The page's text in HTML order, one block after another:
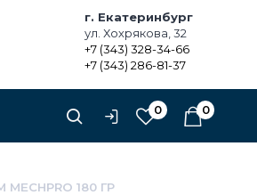
г. Екатеринбург
ул. Хохрякова, 32
+7 (343) 328-34-66
+7 (343) 286-81-37
0
0
180 ГР